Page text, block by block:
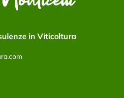
in Viticoltura